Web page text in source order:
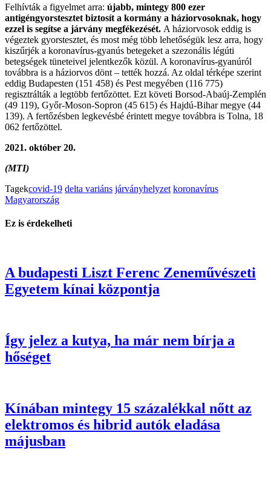
Felhívták a figyelmet arra: újabb, mintegy 800 ezer
antigéngyorstesztet biztosít a kormány a háziorvosoknak, hogy
ezzel is segítse a járvány megfékezését. A háziorvosok eddig is
végeztek gyorstesztet, és most még több lehetőségük lesz arra, hogy
kiszűrjék a koronavírus-gyanús betegeket a szezonális légúti
betegségek tüneteivel jelentkezők közül. A koronavírus-gyanúról
továbbra is a háziorvos dönt – tették hozzá. Az oldal térképe szerint
eddig Budapesten (151 458) és Pest megyében (116 775)
regisztrálták a legtöbb fertőzöttet. Ezt követi Borsod-Abaúj-Zemplén
(49 119), Győr-Moson-Sopron (45 615) és Hajdú-Bihar megye (44
139). A fertőzésben legkevésbé érintett megye továbbra is Tolna, 18
062 fertőzöttel.
2021. október 20.
(MTI)
Tagekcovid-19 delta variáns járványhelyzet koronavírus
Magyarország
Ez is érdekelheti
A budapesti Liszt Ferenc Zeneművészeti
Egyetem kínai központja
Így jelez a kutya, ha már nem bírja a
hőséget
Kínában mintegy 15 százalékkal nőtt az
elektromos és hibrid autók eladása
májusban